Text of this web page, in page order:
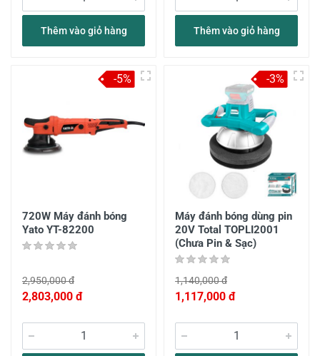
Thêm vào giỏ hàng Thêm vào giỏ hàng
720W Máy đánh bóng
Yato YT-82200
2,950,000 đ
2,803,000 đ
-5%
Máy đánh bóng dùng pin
20V Total TOPLI2001
(Chưa Pin & Sạc)
1,140,000 đ
1,117,000 đ
-3%